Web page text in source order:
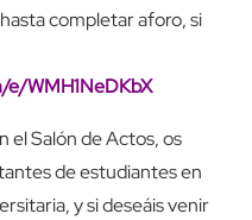
completar aforo, si
WMH1NeDKbX
el Salón de Actos, os
de estudiantes en
y si deseáis venir